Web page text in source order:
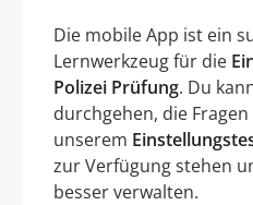
Die mobile App ist ein
Lernwerkzeug für die
Polizei Prüfung. Du
durchgehen, die
unserem
zur Verfügung stehen
besser verwalten.